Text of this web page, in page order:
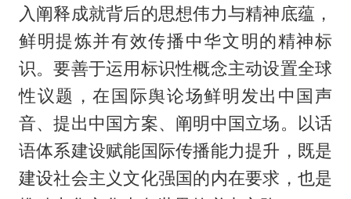
入阐释成就背后的思想伟力与精神底蕴，
鲜明提炼并有效传播中华文明的精神标
识。要善于运用标识性概念主动设置全球
性议题，在国际舆论场鲜明发出中国声
音、提出中国方案、阐明中国立场。以话
语体系建设赋能国际传播能力提升，既是
建设社会主义文化强国的内在要求，也是